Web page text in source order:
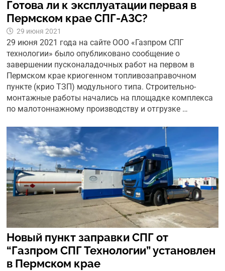
Готова ли к эксплуатации первая в
Пермском крае СПГ-АЗС?
29 июня 2021
29 июня 2021 года на сайте ООО «Газпром СПГ
технологии» было опубликовано сообщение о
завершении пусконаладочных работ на первом в
Пермском крае криогенном топливозаправочном
пункте (крио ТЗП) модульного типа. Строительно-
монтажные работы начались на площадке комплекса
по малотоннажному производству и отгрузке …
Новый пункт заправки СПГ от
“Газпром СПГ Технологии” установлен
в Пермском крае